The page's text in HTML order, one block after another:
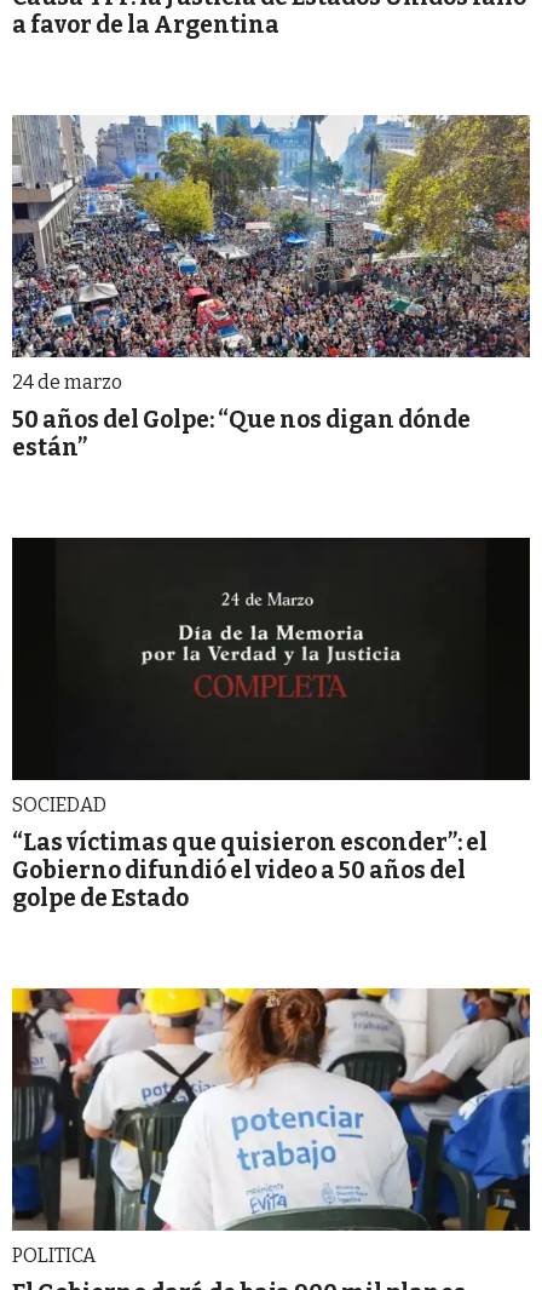
a favor de la Argentina
24 de marzo
50 años del Golpe: “Que nos digan dónde
están”
SOCIEDAD
“Las víctimas que quisieron esconder”: el
Gobierno difundió el video a 50 años del
golpe de Estado
POLITICA